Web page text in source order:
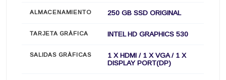
ALMACENAMIENTO 250 GB SSD ORIGINAL
TARJETA GRÀFICA INTEL HD GRAPHICS 530
SALIDAS GRÀFICAS
1 X HDMI / 1 X VGA / 1 X
DISPLAY PORT(DP)